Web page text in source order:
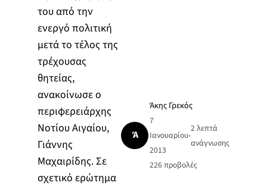
του από την
ενεργό πολιτική
μετά το τέλος της
τρέχουσας
θητείας,
ανακοίνωσε ο
περιφερειάρχης
Νοτίου Αιγαίου,
Γιάννης
Μαχαιρίδης. Σε
σχετικό ερώτημα
Ά
Άκης Γρεκός
7
Ιανουαρίου
2013
•
2 λεπτά
ανάγνωσης
226προβολές